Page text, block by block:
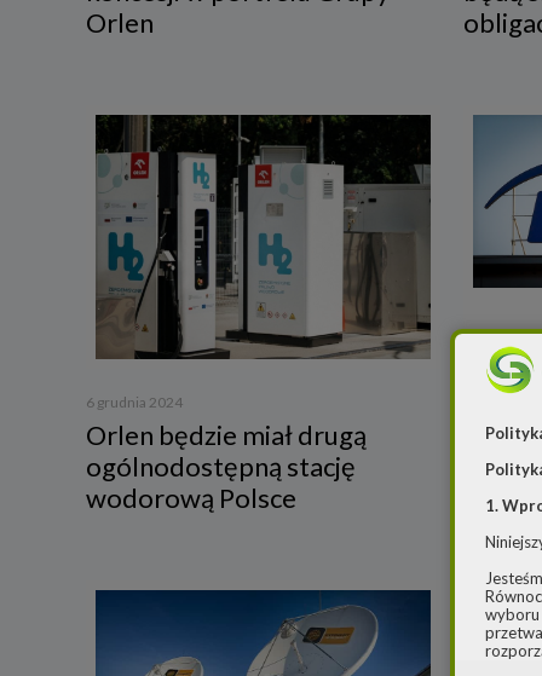
Orlen
6 grudnia 2024
Orlen będzie miał drugą
ogólnodostępną stację
wodorową Polsce
29
na
1.
wyboru